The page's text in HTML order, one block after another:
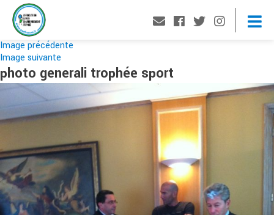
Image précédente
Image suivante
photo generali trophée sport